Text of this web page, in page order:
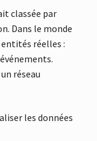
classée par
Dans le monde
réelles :
réseau
les données